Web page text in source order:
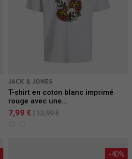
JACK & JONES
T-shirt en coton blanc imprimé
rouge avec une...
7,99 € 12,99 €
-40%